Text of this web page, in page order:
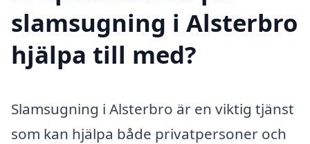
slamsugning i Alsterbro
hjälpa till med?
Slamsugning i Alsterbro är en viktig tjänst
som kan hjälpa både privatpersoner och